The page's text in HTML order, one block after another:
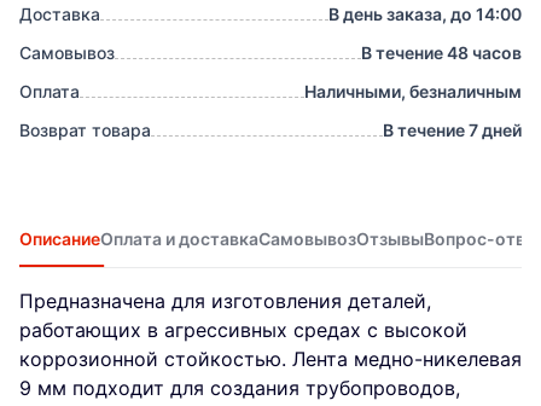
Доставка
В день заказа, до 14:00
Самовывоз
В течение 48 часов
Оплата
Наличными, безналичным
Возврат товара
В течение 7 дней
ОписаниеОплата и доставкаСамовывозОтзывыВопрос-
Предназначена для изготовления деталей,
работающих в агрессивных средах с высокой
коррозионной стойкостью. Лента медно-никелевая
9 мм подходит для создания трубопроводов,